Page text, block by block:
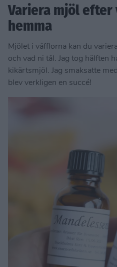
Variera mjöl efter
hemma
Mjölet i våfflorna kan du
och vad ni tål. Jag tog hälften
kikärtsmjöl. Jag smaksatte
blev verkligen en succé!